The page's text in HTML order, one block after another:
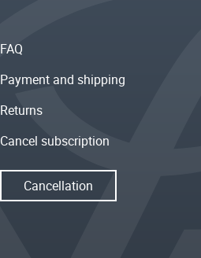
FAQ
Payment and shipping
Returns
Cancel subscription
Cancellation